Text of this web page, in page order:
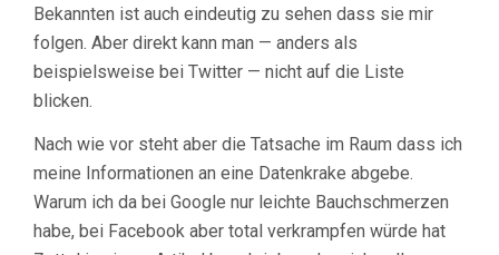
Bekannten ist auch eindeutig zu sehen dass sie mir
folgen. Aber direkt kann man — anders als
beispielsweise bei Twitter — nicht auf die Liste
blicken.
Nach wie vor steht aber die Tatsache im Raum dass ich
meine Informationen an eine Datenkrake abgebe.
Warum ich da bei Google nur leichte Bauchschmerzen
habe, bei Facebook aber total verkrampfen würde hat